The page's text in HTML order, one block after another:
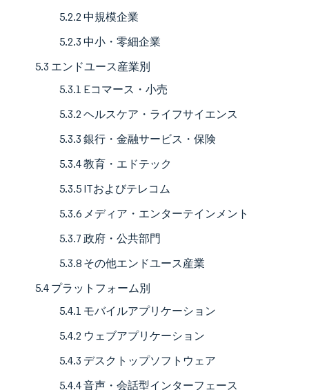
5.2.2 中規模企業
5.2.3 中小・零細企業
5.3 エンドユース産業別
5.3.1 Eコマース・小売
5.3.2 ヘルスケア・ライフサイエンス
5.3.3 銀行・金融サービス・保険
5.3.4 教育・エドテック
5.3.5 ITおよびテレコム
5.3.6 メディア・エンターテインメント
5.3.7 政府・公共部門
5.3.8 その他エンドユース産業
5.4 プラットフォーム別
5.4.1 モバイルアプリケーション
5.4.2 ウェブアプリケーション
5.4.3 デスクトップソフトウェア
5.4.4 音声・会話型インターフェース